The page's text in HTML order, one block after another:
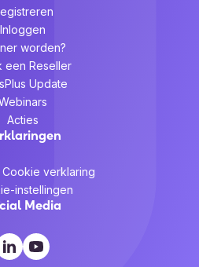
Inloggen
worden?
een Reseller
Update
Acties
Cookie verklaring
instellingen
Media